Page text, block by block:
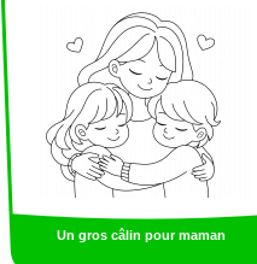
Un gros câlin pour maman